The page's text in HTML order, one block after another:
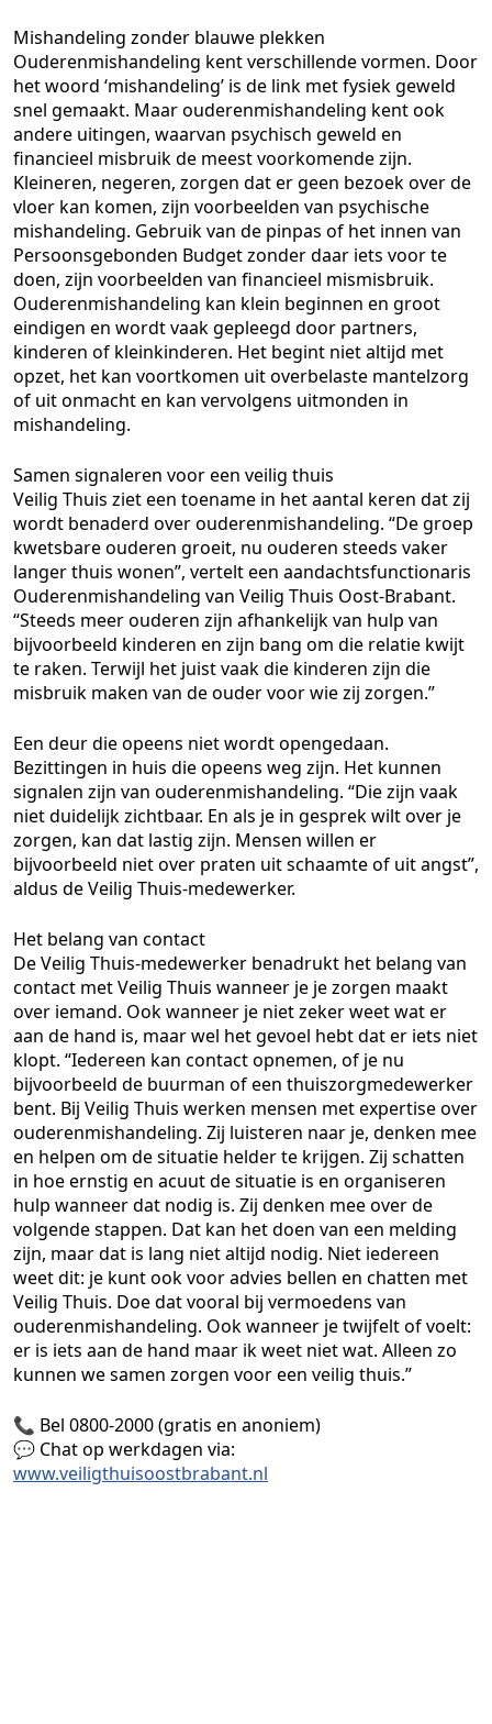
Mishandeling zonder blauwe plekken
Ouderenmishandeling kent verschillende vormen. Door
het woord ‘mishandeling’ is de link met fysiek geweld
snel gemaakt. Maar ouderenmishandeling kent ook
andere uitingen, waarvan psychisch geweld en
financieel misbruik de meest voorkomende zijn.
Kleineren, negeren, zorgen dat er geen bezoek over de
vloer kan komen, zijn voorbeelden van psychische
mishandeling. Gebruik van de pinpas of het innen van
Persoonsgebonden Budget zonder daar iets voor te
doen, zijn voorbeelden van financieel mismisbruik.
Ouderenmishandeling kan klein beginnen en groot
eindigen en wordt vaak gepleegd door partners,
kinderen of kleinkinderen. Het begint niet altijd met
opzet, het kan voortkomen uit overbelaste mantelzorg
of uit onmacht en kan vervolgens uitmonden in
mishandeling.
Samen signaleren voor een veilig thuis
Veilig Thuis ziet een toename in het aantal keren dat zij
wordt benaderd over ouderenmishandeling. “De groep
kwetsbare ouderen groeit, nu ouderen steeds vaker
langer thuis wonen”, vertelt een aandachtsfunctionaris
Ouderenmishandeling van Veilig Thuis Oost-Brabant.
“Steeds meer ouderen zijn afhankelijk van hulp van
bijvoorbeeld kinderen en zijn bang om die relatie kwijt
te raken. Terwijl het juist vaak die kinderen zijn die
misbruik maken van de ouder voor wie zij zorgen.”
Een deur die opeens niet wordt opengedaan.
Bezittingen in huis die opeens weg zijn. Het kunnen
signalen zijn van ouderenmishandeling. “Die zijn vaak
niet duidelijk zichtbaar. En als je in gesprek wilt over je
zorgen, kan dat lastig zijn. Mensen willen er
bijvoorbeeld niet over praten uit schaamte of uit angst”,
aldus de Veilig Thuis-medewerker.
Het belang van contact
De Veilig Thuis-medewerker benadrukt het belang van
contact met Veilig Thuis wanneer je je zorgen maakt
over iemand. Ook wanneer je niet zeker weet wat er
aan de hand is, maar wel het gevoel hebt dat er iets niet
klopt. “Iedereen kan contact opnemen, of je nu
bijvoorbeeld de buurman of een thuiszorgmedewerker
bent. Bij Veilig Thuis werken mensen met expertise over
ouderenmishandeling. Zij luisteren naar je, denken mee
en helpen om de situatie helder te krijgen. Zij schatten
in hoe ernstig en acuut de situatie is en organiseren
hulp wanneer dat nodig is. Zij denken mee over de
volgende stappen. Dat kan het doen van een melding
zijn, maar dat is lang niet altijd nodig. Niet iedereen
weet dit: je kunt ook voor advies bellen en chatten met
Veilig Thuis. Doe dat vooral bij vermoedens van
ouderenmishandeling. Ook wanneer je twijfelt of voelt:
er is iets aan de hand maar ik weet niet wat. Alleen zo
kunnen we samen zorgen voor een veilig thuis.”
📞 Bel 0800-2000 (gratis en anoniem)
💬 Chat op werkdagen via:
www.veiligthuisoostbrabant.nl